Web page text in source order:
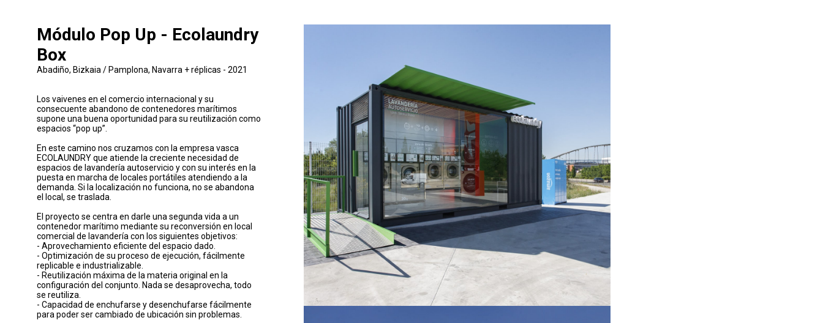
Módulo Pop Up - Ecolaundry
Box
Abadiño, Bizkaia / Pamplona, Navarra + réplicas - 2021
Los vaivenes en el comercio internacional y su
consecuente abandono de contenedores marítimos
supone una buena oportunidad para su reutilización como
espacios “pop up”.
En este camino nos cruzamos con la empresa vasca
ECOLAUNDRY que atiende la creciente necesidad de
espacios de lavandería autoservicio y con su interés en la
puesta en marcha de locales portátiles atendiendo a la
demanda. Si la localización no funciona, no se abandona
el local, se traslada.
El proyecto se centra en darle una segunda vida a un
contenedor marítimo mediante su reconversión en local
comercial de lavandería con los siguientes objetivos:
- Aprovechamiento eficiente del espacio dado.
- Optimización de su proceso de ejecución, fácilmente
replicable e industrializable.
- Reutilización máxima de la materia original en la
configuración del conjunto. Nada se desaprovecha, todo
se reutiliza.
- Capacidad de enchufarse y desenchufarse fácilmente
para poder ser cambiado de ubicación sin problemas.